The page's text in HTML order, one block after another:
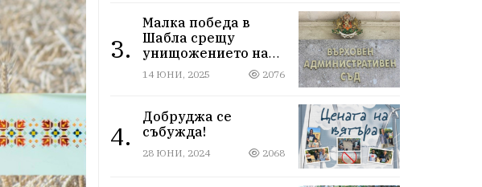
корупция в мрежа от
мълчание и
прикриване.
3.
Малка победа в
Шабла срещу
унищожението на
плодородна земя!
14 ЮНИ, 2025 2076
4.
Добруджа се
събужда!
28 ЮНИ, 2024 2068